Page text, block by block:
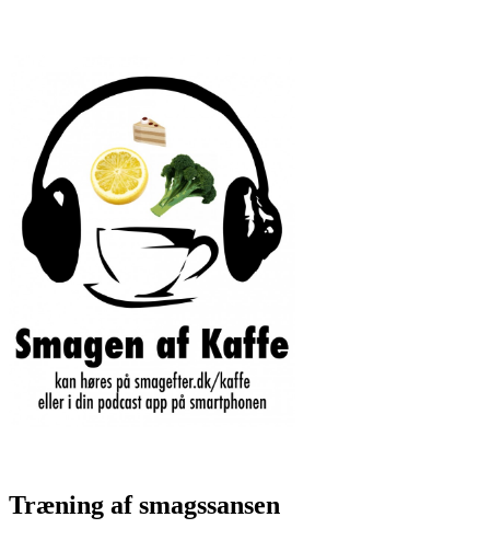
Træning af smagssansen